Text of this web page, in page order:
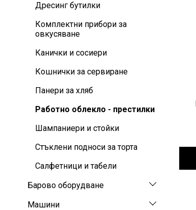
Дресинг бутилки
Комплектни прибори за
овкусяване
Канички и сосиери
Кошнички за сервиране
Панери за хляб
Работно облекло - престилки
Шампаниери и стойки
Стъклени подноси за торта
Салфетници и табели
Барово оборудване
Машини